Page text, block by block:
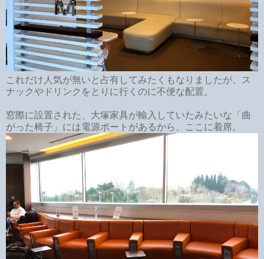
これだけ人気が無いと占有してみたくもなりましたが、ス
ナックやドリンクをとりに行くのに不便な配置。
窓際に設置された、大塚家具が輸入していたみたいな「曲
がった椅子」には電源ポートがあるから、ここに着席。